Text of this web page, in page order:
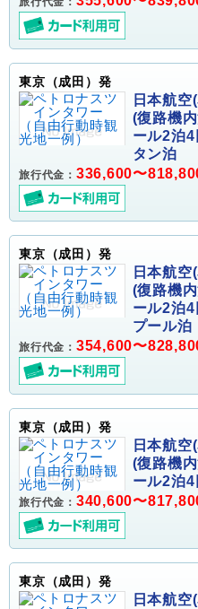
東京（成田）発
日本航
(復路機
ール2泊
タン泊
旅行代金： 336,600〜
東京（成田）発
日本航
(復路機
ール2泊
プール泊
旅行代金： 354,600〜
東京（成田）発
日本航
(復路機
ール2泊
旅行代金： 340,600〜
東京（成田）発
日本航